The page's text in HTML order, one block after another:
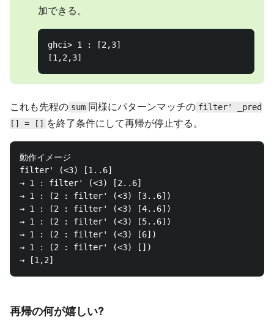
加できる。
ghci> 1 : [2,3]
これも先程の sum 同様にパターンマッチの filter' _pred
[] = []
を終了条件にして再帰が停止する。
動作イメージ
filter' (<3) [1..6]
→ 1 : filter' (<3) [2..6]
→ 1 : (2 : filter' (<3) [3..6])
→ 1 : (2 : filter' (<3) [4..6])
→ 1 : (2 : filter' (<3) [5..6])
→ 1 : (2 : filter' (<3) [6])
→ 1 : (2 : filter' (<3) [])
再帰の何が嬉しい?